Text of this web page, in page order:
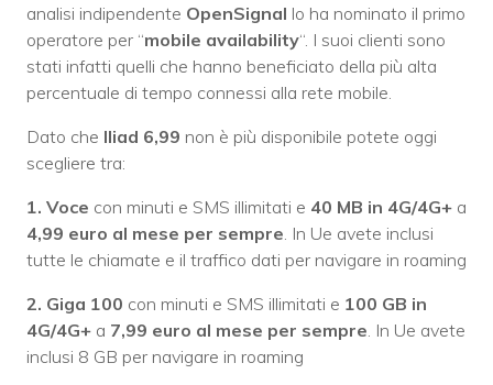
analisi indipendente OpenSignal lo ha nominato il primo
operatore per “mobile availability“. I suoi clienti sono
stati infatti quelli che hanno beneficiato della più alta
percentuale di tempo connessi alla rete mobile.
Dato che Iliad 6,99 non è più disponibile potete oggi
scegliere tra:
1. Voce con minuti e SMS illimitati e 40 MB in 4G/4G+ a
4,99 euro al mese per sempre . In Ue avete inclusi
tutte le chiamate e il traffico dati per navigare in roaming
2. Giga 100 con minuti e SMS illimitati e 100 GB in
4G/4G+ a 7,99 euro al mese per sempre . In Ue avete
inclusi 8 GB per navigare in roaming